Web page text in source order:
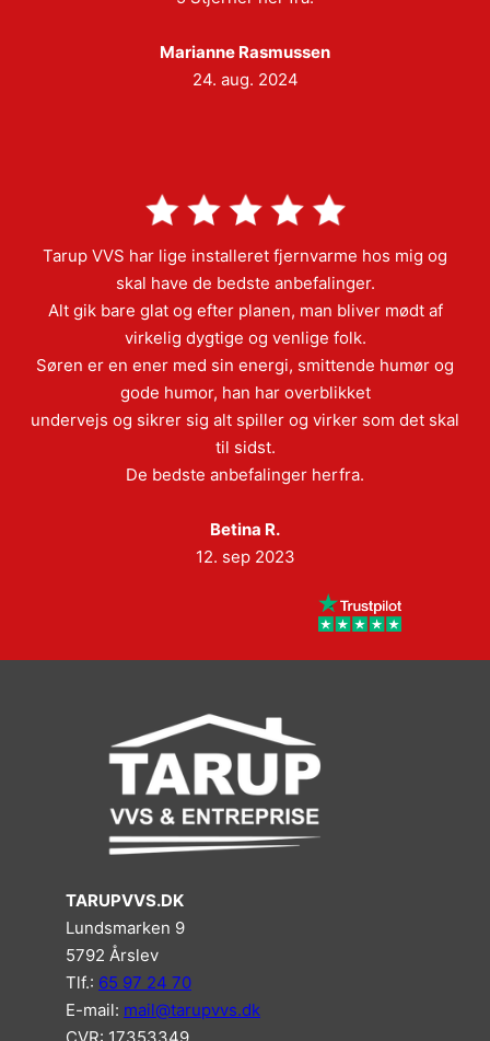
Marianne Rasmussen
24. aug. 2024
Tarup VVS har lige installeret fjernvarme hos mig og
skal have de bedste anbefalinger.
Alt gik bare glat og efter planen, man bliver mødt af
virkelig dygtige og venlige folk.
Søren er en ener med sin energi, smittende humør og
gode humor, han har overblikket
undervejs og sikrer sig alt spiller og virker som det skal
til sidst.
De bedste anbefalinger herfra.
Betina R.
12. sep 2023
TARUPVVS.DK
Lundsmarken 9
5792 Årslev
Tlf.: 65 97 24 70
E-mail: mail@tarupvvs.dk